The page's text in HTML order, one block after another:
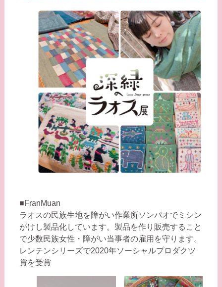
■FranMuan
ラオスの民族生地を障がい作業所ソンパオでミシン
がけし製品化しています。製品を作り販売すること
で少数民族女性・障がい当事者の雇用を守ります。
レンテンシリーズで2020年ソーシャルプロダクツ
賞を受賞